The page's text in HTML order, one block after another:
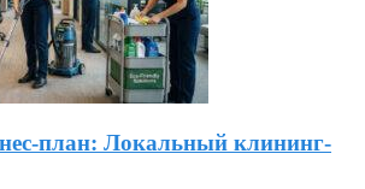
план: Локальный клининг-